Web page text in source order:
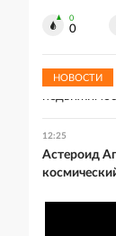
0
0
НОВОСТИ
ввести в
12:25
Астероид